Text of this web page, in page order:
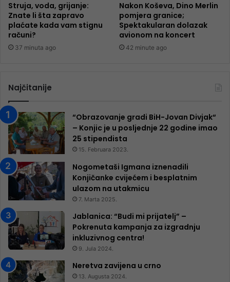
Struja, voda, grijanje:
Znate li šta zapravo
plaćate kada vam stignu
računi?
37 minuta ago
Nakon Koševa, Dino Merlin
pomjera granice;
Spektakularan dolazak
avionom na koncert
42 minute ago
Najčitanije
“Obrazovanje gradi BiH-Jovan Divjak“
– Konjic je u posljednje 22 godine imao
25 ​​stipendista
15. Februara 2023.
Nogometaši Igmana iznenadili
Konjičanke cvijećem i besplatnim
ulazom na utakmicu
7. Marta 2025.
Jablanica: “Budi mi prijatelj” –
Pokrenuta kampanja za izgradnju
inkluzivnog centra!
9. Jula 2024.
Neretva zavijena u crno
13. Augusta 2024.